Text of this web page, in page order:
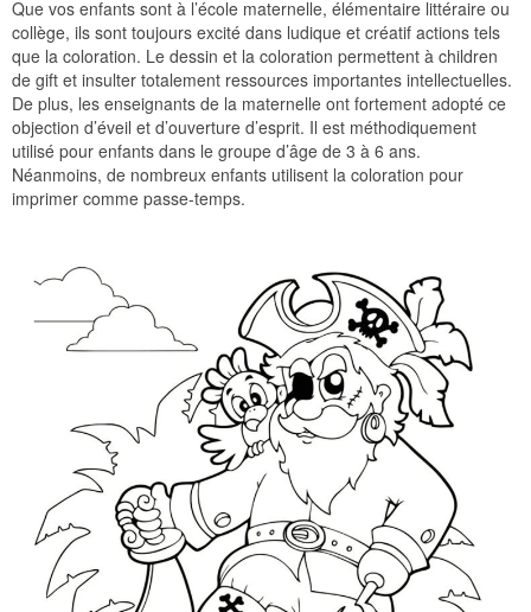
Que vos enfants sont à l’école maternelle, élémentaire littéraire ou
collège, ils sont toujours excité dans ludique et créatif actions tels
que la coloration. Le dessin et la coloration permettent à children
de gift et insulter totalement ressources importantes intellectuelles.
De plus, les enseignants de la maternelle ont fortement adopté ce
objection d’éveil et d’ouverture d’esprit. Il est méthodiquement
utilisé pour enfants dans le groupe d’âge de 3 à 6 ans.
Néanmoins, de nombreux enfants utilisent la coloration pour
imprimer comme passe-temps.